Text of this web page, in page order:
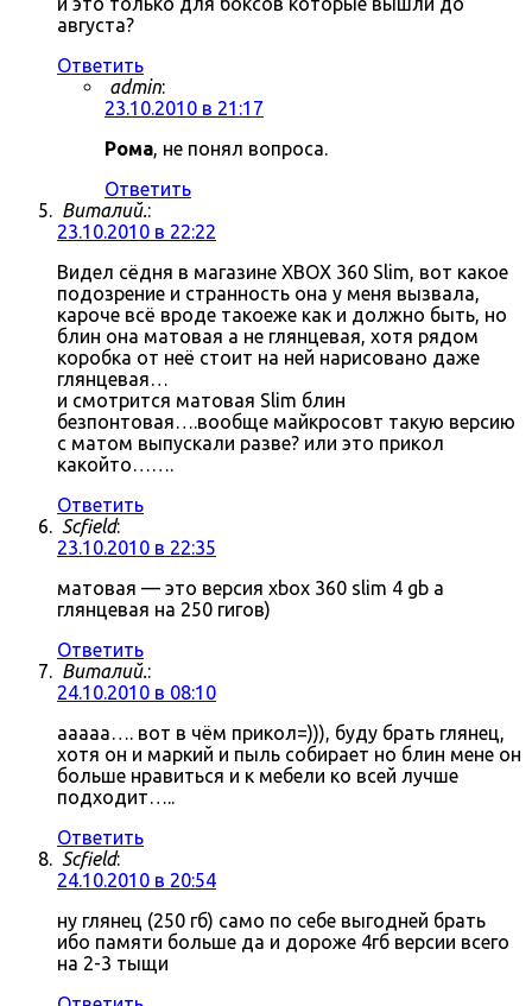
августа?
Ответить
admin:
23.10.2010 в 21:17
Рома, не понял вопроса.
Ответить
Виталий.:
23.10.2010 в 22:22
Видел сёдня в магазине XBOX 360 Slim, вот какое
подозрение и странность она у меня вызвала,
кароче всё вроде такоеже как и должно быть, но
блин она матовая а не глянцевая, хотя рядом
коробка от неё стоит на ней нарисовано даже
глянцевая…
и смотрится матовая Slim блин
безпонтовая….вообще майкросовт такую версию
с матом выпускали разве? или это прикол
какойто…….
Ответить
Scfield:
23.10.2010 в 22:35
матовая — это версия xbox 360 slim 4 gb а
глянцевая на 250 гигов)
Ответить
Виталий.:
24.10.2010 в 08:10
ааааа…. вот в чём прикол=))), буду брать глянец,
хотя он и маркий и пыль собирает но блин мене он
больше нравиться и к мебели ко всей лучше
подходит…..
Ответить
Scfield:
24.10.2010 в 20:54
ну глянец (250 гб) само по себе выгодней брать
ибо памяти больше да и дороже 4гб версии всего
на 2-3 тыщи